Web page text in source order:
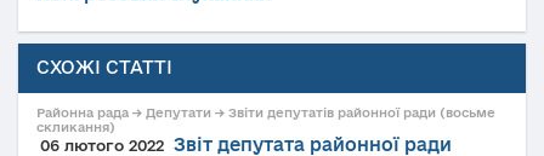
СХОЖІ СТАТТІ
Районна рада → Депутати → Звіти депутатів районної ради (восьме
скликання)
06 лютого 2022 Звіт депутата районної ради